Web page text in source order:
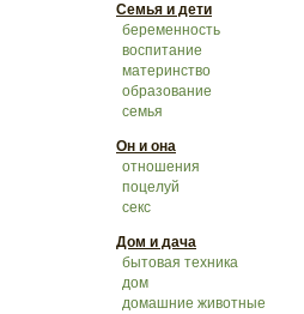
Семья и дети
беременность
воспитание
материнство
образование
семья
Он и она
отношения
поцелуй
секс
Дом и дача
бытовая техника
дом
домашние животные